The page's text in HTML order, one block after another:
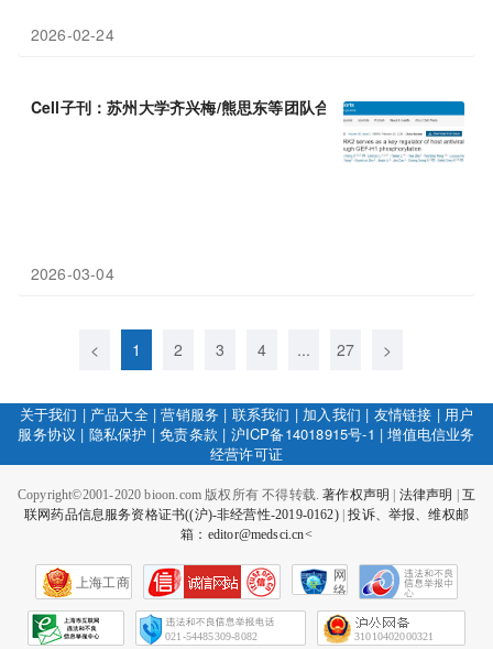
2026-02-24
Cell子刊：苏州大学齐兴梅/熊思东等团队合作发现免疫系统的“信
2026-03-04
< 1 2 3 4 ... 27 >
关于我们 | 产品大全|营销服务 | 联系我们 | 加入我们 | 友情链接 | 用户
服务协议 | 隐私保护 |免责条款 | 沪ICP备14018915号-1 |增值电信业务
经营许可证
Copyright©2001-2020 bioon.com 版权所有 不得转载.著作权声明 法律声明
互
联网药品信息服务资格证书((沪)-非经营性-2019-0162)|投诉、举报、维权邮
箱：editor@medsci.cn<
上海工商
网
络
会
征
021-54485309-8082 31010402000321